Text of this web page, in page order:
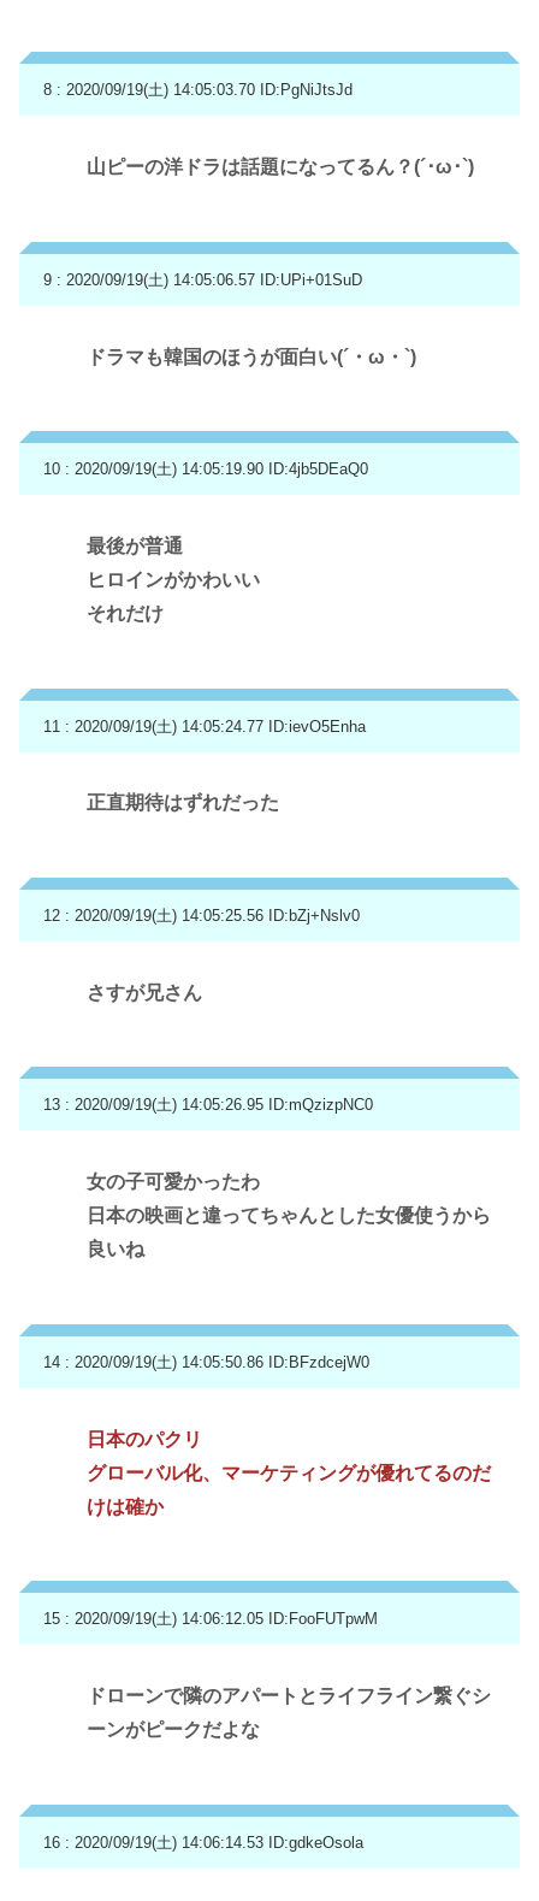
8 : 2020/09/19(土) 14:05:03.70 ID:PgNiJtsJd
山ピーの洋ドラは話題になってるん？(´･ω･`)
9 : 2020/09/19(土) 14:05:06.57 ID:UPi+01SuD
ドラマも韓国のほうが面白い(´・ω・`)
10 : 2020/09/19(土) 14:05:19.90 ID:4jb5DEaQ0
最後が普通
ヒロインがかわいい
それだけ
11 : 2020/09/19(土) 14:05:24.77 ID:ievO5Enha
正直期待はずれだった
12 : 2020/09/19(土) 14:05:25.56 ID:bZj+Nslv0
さすが兄さん
13 : 2020/09/19(土) 14:05:26.95 ID:mQzizpNC0
女の子可愛かったわ
日本の映画と違ってちゃんとした女優使うから
良いね
14 : 2020/09/19(土) 14:05:50.86 ID:BFzdcejW0
日本のパクリ
グローバル化、マーケティングが優れてるのだ
けは確か
15 : 2020/09/19(土) 14:06:12.05 ID:FooFUTpwM
ドローンで隣のアパートとライフライン繋ぐシ
ーンがピークだよな
16 : 2020/09/19(土) 14:06:14.53 ID:gdkeOsola